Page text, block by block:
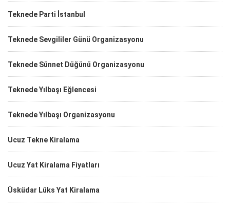
Teknede Parti İstanbul
Teknede Sevgililer Günü Organizasyonu
Teknede Sünnet Düğünü Organizasyonu
Teknede Yılbaşı Eğlencesi
Teknede Yılbaşı Organizasyonu
Ucuz Tekne Kiralama
Ucuz Yat Kiralama Fiyatları
Üsküdar Lüks Yat Kiralama